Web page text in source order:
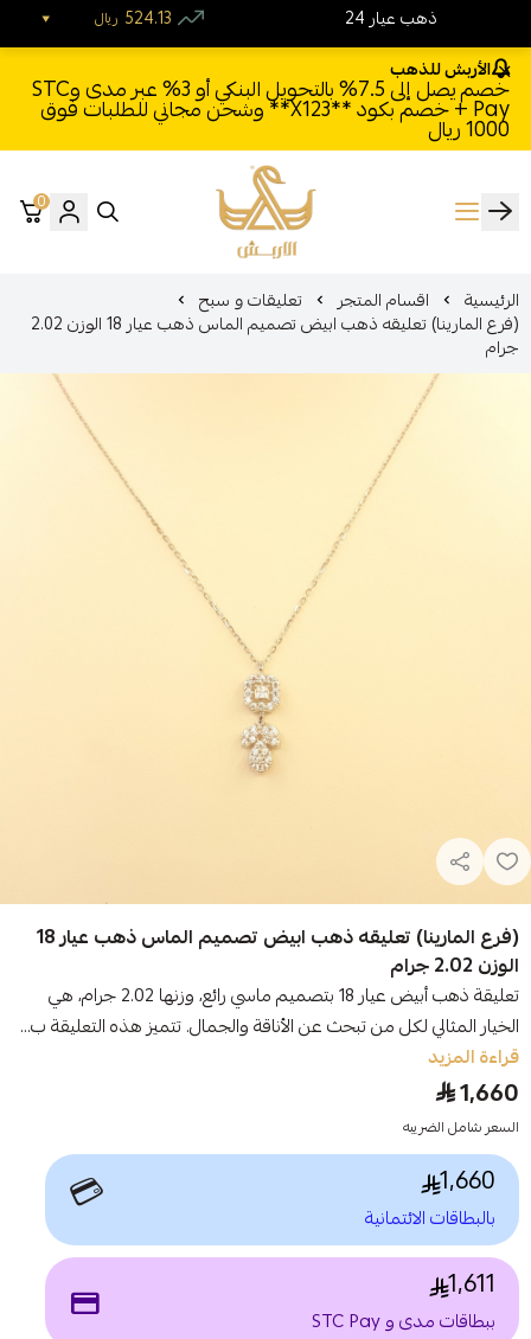
الأربش للذهب
خصم يصل إلى 7.5% بالتحويل البنكي أو 3% عبر مدى وSTC
Pay + خصم بكود **X123** وشحن مجاني للطلبات فوق
1000 ريال
الأربش للذهب
0
الرئيسية اقسام المتجر تعليقات و سبح
(فرع المارينا) تعليقه ذهب ابيض تصميم الماس ذهب عيار 18 الوزن 2.02
جرام
(فرع المارينا) تعليقه ذهب ابيض تصميم الماس ذهب عيار 18
الوزن 2.02 جرام
تعليقة ذهب أبيض عيار 18 بتصميم ماسي رائع، وزنها 2.02 جرام، هي
الخيار المثالي لكل من تبحث عن الأناقة والجمال. تتميز هذه التعليقة ب...
قراءة المزيد
1,660
السعر شامل الضريبه
1,660
بالبطاقات الائتمانية 💳
1,611
ببطاقات مدى و STC Pay payment
24 ذهب عيار ريال 524.13